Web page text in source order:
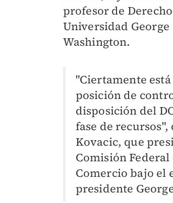
profesor de
Universidad George
Washington.
"Ciertamente
posición de
disposición del
fase de
Kovacic, que
Comisión Federal
Comercio bajo el
presidente